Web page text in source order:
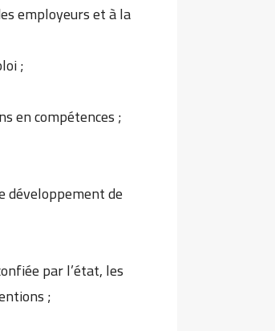
employeurs et à la
;
en compétences ;
développement de
par l’état, les
;